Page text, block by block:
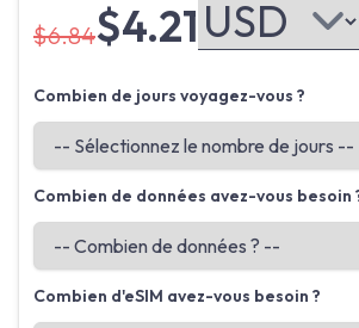
$6.84$4.21
Combien de jours voyagez-vous ?
Combien de données avez-vous besoin
Combien d'eSIM avez-vous besoin ?